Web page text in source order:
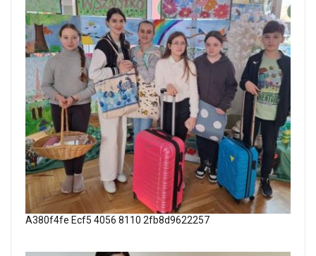
A380f4fe Ecf5 4056 8110 2fb8d9622257